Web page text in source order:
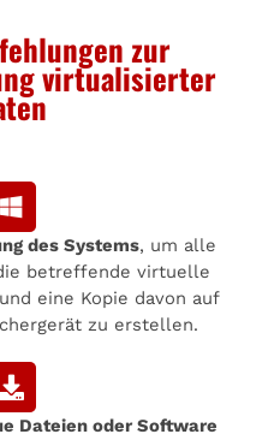
zur
virtualisierter
des Systems, um alle
betreffende virtuelle
eine Kopie davon auf
zu erstellen.
Dateien oder Software